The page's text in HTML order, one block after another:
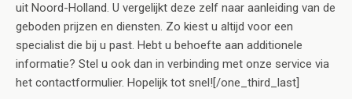
uit Noord-Holland. U vergelijkt deze zelf naar aanleiding van de
geboden prijzen en diensten. Zo kiest u altijd voor een
specialist die bij u past. Hebt u behoefte aan additionele
informatie? Stel u ook dan in verbinding met onze service via
het contactformulier. Hopelijk tot snel![/one_third_last]